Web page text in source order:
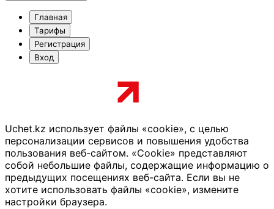
Главная
Тарифы
Регистрация
Вход
Uchet.kz использует файлы «cookie», с целью
персонализации сервисов и повышения удобства
пользования веб-сайтом. «Cookie» представляют
собой небольшие файлы, содержащие информацию о
предыдущих посещениях веб-сайта. Если вы не
хотите использовать файлы «cookie», измените
настройки браузера.